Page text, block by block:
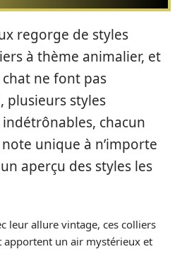
regorge de styles
à thème animalier, et
ne font pas
plusieurs styles
chacun
unique à n’importe
aperçu des styles les
leur allure vintage, ces colliers
apportent un air mystérieux et